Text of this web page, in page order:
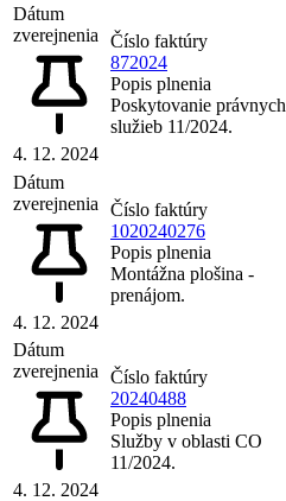
Dátum
zverejnenia
4. 12. 2024
Číslo faktúry
872024
Popis plnenia
Poskytovanie právnych
služieb 11/2024.
Dátum
zverejnenia
4. 12. 2024
Číslo faktúry
1020240276
Popis plnenia
Montážna plošina -
prenájom.
Dátum
zverejnenia
4. 12. 2024
Číslo faktúry
20240488
Popis plnenia
Služby v oblasti CO
11/2024.